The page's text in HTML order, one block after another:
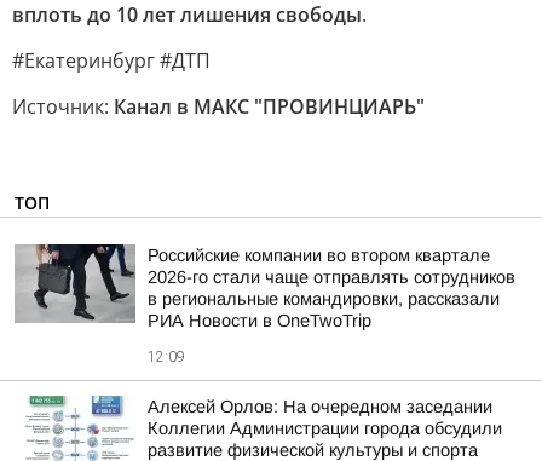
вплоть до 10 лет лишения свободы.
#Екатеринбург #ДТП
Источник: Канал в МАКС "ПРОВИНЦИАРЬ"
ТОП
Российские компании во втором квартале
2026-го стали чаще отправлять сотрудников
в региональные командировки, рассказали
РИА Новости в OneTwoTrip
12:09
Алексей Орлов: На очередном заседании
Коллегии Администрации города обсудили
развитие физической культуры и спорта